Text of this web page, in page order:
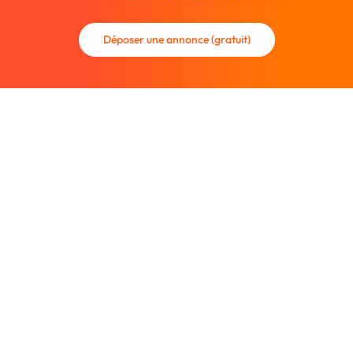
Déposer une annonce (gratuit)